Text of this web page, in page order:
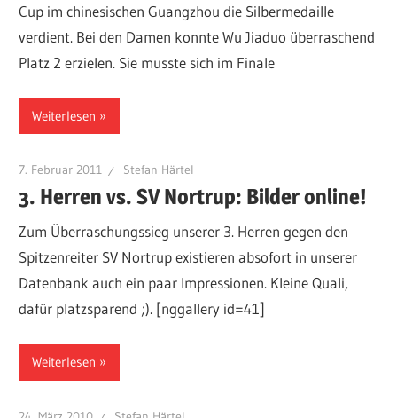
Cup im chinesischen Guangzhou die Silbermedaille
verdient. Bei den Damen konnte Wu Jiaduo überraschend
Platz 2 erzielen. Sie musste sich im Finale
Weiterlesen
7. Februar 2011 Stefan Härtel
3. Herren vs. SV Nortrup: Bilder online!
Zum Überraschungssieg unserer 3. Herren gegen den
Spitzenreiter SV Nortrup existieren absofort in unserer
Datenbank auch ein paar Impressionen. Kleine Quali,
dafür platzsparend ;). [nggallery id=41]
Weiterlesen